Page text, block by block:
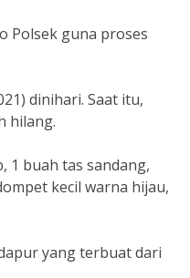
Polsek guna proses
dinihari. Saat itu,
hilang.
1 buah tas sandang,
kecil warna hijau,
yang terbuat dari